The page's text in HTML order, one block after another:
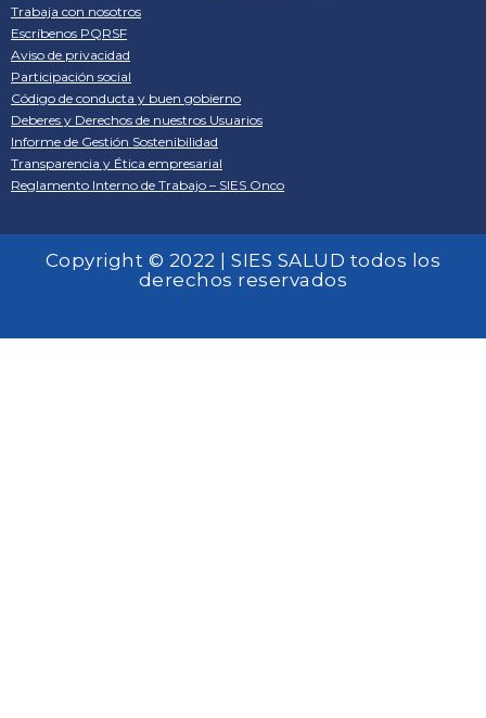
Trabaja con nosotros
Escríbenos PQRSF
Aviso de privacidad
Participación social
Código de conducta y buen gobierno
Deberes y Derechos de nuestros Usuarios
Informe de Gestión Sostenibilidad
Transparencia y Ética empresarial
Reglamento Interno de Trabajo – SIES Onco
Copyright © 2022 | SIES SALUD todos los
derechos reservados